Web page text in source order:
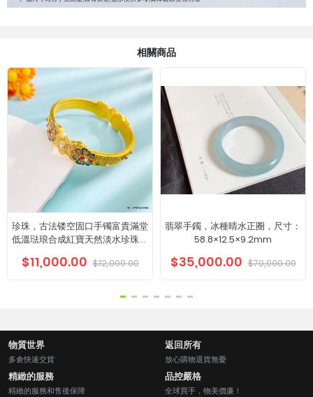
相關商品
珍珠，古法镂空固口手镯富貴滿堂
低溫琺琅合成紅寶天然淡水珍珠莫
$11,000.00 $12,000.00
翡翠手鐲，冰種晴水正圈，尺寸：
58.8×12.5×9.2mm
$35,000.00 $70,000.00
物質世界
多倉快速交貨
返回所有
放心購物退貨無憂
精緻的服務
精緻的服務和售後保障
品控嚴格
全球買手，物美價廉！